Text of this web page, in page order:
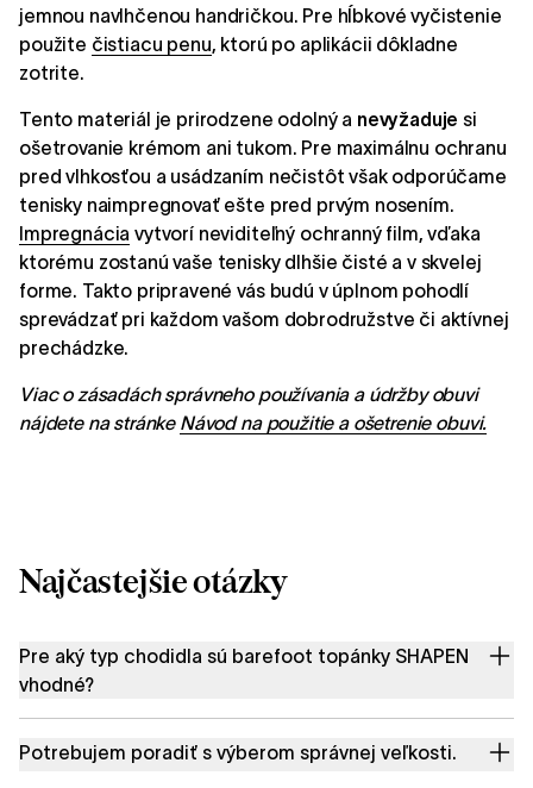
jemnou navlhčenou handričkou. Pre hĺbkové vyčistenie
použite čistiacu penu, ktorú po aplikácii dôkladne
zotrite.
Tento materiál je prirodzene odolný a nevyžadujesi
ošetrovanie krémom ani tukom. Pre maximálnu ochranu
pred vlhkosťou a usádzaním nečistôt však odporúčame
tenisky naimpregnovať ešte pred prvým nosením.
Impregnácia vytvorí neviditeľný ochranný film, vďaka
ktorému zostanú vaše tenisky dlhšie čisté a v skvelej
forme. Takto pripravené vás budú v úplnom pohodlí
sprevádzať pri každom vašom dobrodružstve či aktívnej
prechádzke.
Viac o zásadách správneho používania a údržby obuvi
nájdete na stránke Návod na použitie a ošetrenie obuvi.
Najčastejšie otázky
Pre aký typ chodidla sú barefoot topánky SHAPEN
vhodné?
Potrebujem poradiť s výberom správnej veľkosti.